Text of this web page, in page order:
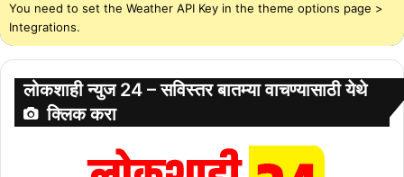
You need to set the Weather API Key in the theme options page >
Integrations.
लोकशाही न्युज 24 – सविस्तर बातम्या वाचण्यासाठी येथे
क्लिक करा